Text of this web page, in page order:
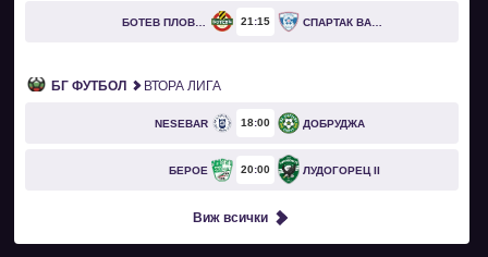
БОТЕВ ПЛОВДИВ 21 15 СПАРТАК ВАРНА
БГ ФУТБОЛ ВТОРА ЛИГА
NESEBAR 18 00 ДОБРУДЖА
БЕРОЕ 20 00 ЛУДОГОРЕЦ II
Виж всички